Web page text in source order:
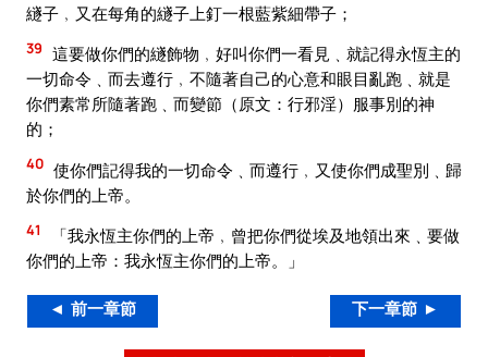
繸子﹐又在每角的繸子上釘一根藍紫細帶子；
39 這要做你們的繸飾物﹐好叫你們一看見﹑就記得永恆主的
一切命令﹑而去遵行﹐不隨著自己的心意和眼目亂跑﹑就是
你們素常所隨著跑﹑而變節（原文：行邪淫）服事別的神
的；
40 使你們記得我的一切命令﹑而遵行﹐又使你們成聖別﹑歸
於你們的上帝。
41
「我永恆主你們的上帝﹐曾把你們從埃及地領出來﹑要做
你們的上帝：我永恆主你們的上帝。」
◄ 前一章節 下一章節 ►